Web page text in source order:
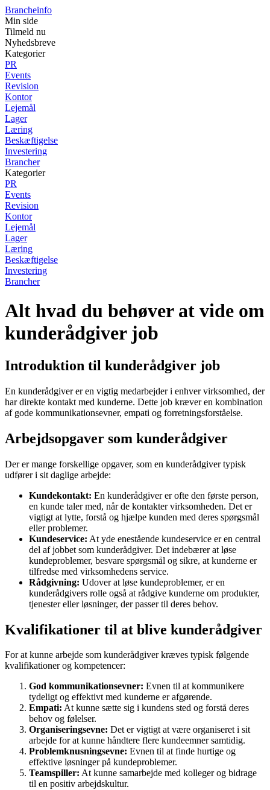
Brancheinfo
Min side
Tilmeld nu
Nyhedsbreve
Kategorier
PR
Events
Revision
Kontor
Lejemål
Lager
Læring
Beskæftigelse
Investering
Brancher
Kategorier
PR
Events
Revision
Kontor
Lejemål
Lager
Læring
Beskæftigelse
Investering
Brancher
Alt hvad du behøver at vide om
kunderådgiver job
Introduktion til kunderådgiver job
En kunderådgiver er en vigtig medarbejder i enhver virksomhed, der
har direkte kontakt med kunderne. Dette job kræver en kombination
af gode kommunikationsevner, empati og forretningsforståelse.
Arbejdsopgaver som kunderådgiver
Der er mange forskellige opgaver, som en kunderådgiver typisk
udfører i sit daglige arbejde:
Kundekontakt: En kunderådgiver er ofte den første person,
en kunde taler med, når de kontakter virksomheden. Det er
vigtigt at lytte, forstå og hjælpe kunden med deres spørgsmål
eller problemer.
Kundeservice: At yde enestående kundeservice er en central
del af jobbet som kunderådgiver. Det indebærer at løse
kundeproblemer, besvare spørgsmål og sikre, at kunderne er
tilfredse med virksomhedens service.
Rådgivning: Udover at løse kundeproblemer, er en
kunderådgivers rolle også at rådgive kunderne om produkter,
tjenester eller løsninger, der passer til deres behov.
Kvalifikationer til at blive kunderådgiver
For at kunne arbejde som kunderådgiver kræves typisk følgende
kvalifikationer og kompetencer:
God kommunikationsevner: Evnen til at kommunikere
tydeligt og effektivt med kunderne er afgørende.
Empati: At kunne sætte sig i kundens sted og forstå deres
behov og følelser.
Organiseringsevne: Det er vigtigt at være organiseret i sit
arbejde for at kunne håndtere flere kundeemner samtidig.
Problemknusningsevne: Evnen til at finde hurtige og
effektive løsninger på kundeproblemer.
Teamspiller: At kunne samarbejde med kolleger og bidrage
til en positiv arbejdskultur.